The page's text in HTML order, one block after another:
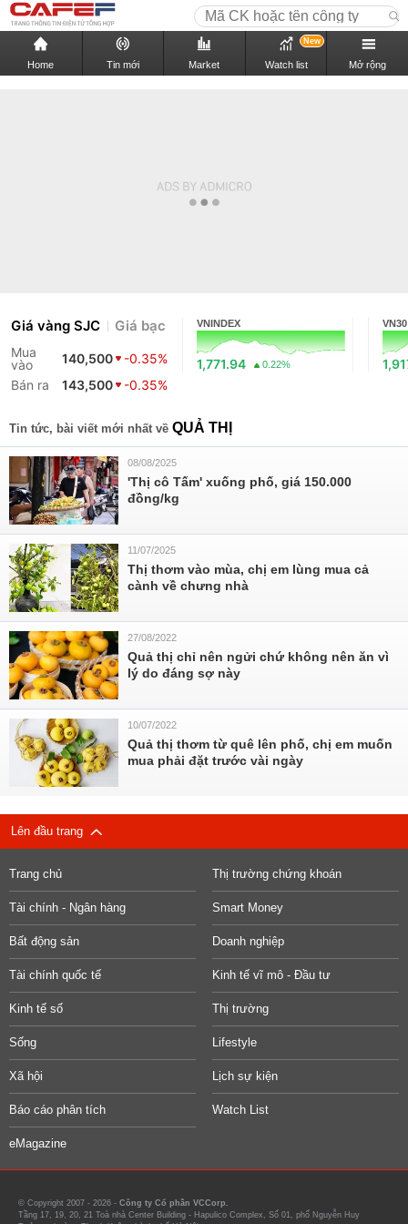
Home Tin mới Market Watch list
New
Mở rộng
Giá vàng SJC Giá bạc
Mua
vào
140,500
-0.35%
Bán ra
143,500 -0.35%
VNINDEX
1,771.94 0.22%
VN30
Tin tức, bài viết mới nhất về QUẢ THỊ
08/08/2025
'Thị cô Tấm' xuống phố, giá 150.000
đồng/kg
11/07/2025
Thị thơm vào mùa, chị em lùng mua cả
cành về chưng nhà
27/08/2022
Quả thị chỉ nên ngửi chứ không nên ăn vì
lý do đáng sợ này
10/07/2022
Quả thị thơm từ quê lên phố, chị em muốn
mua phải đặt trước vài ngày
Lên đầu trang
Trang chủ Thị trường chứng khoán
Tài chính - Ngân hàng Smart Money
Bất động sản Doanh nghiệp
Tài chính quốc tế Kinh tế vĩ mô - Đầu tư
Kinh tế số Thị trường
Sống Lifestyle
Xã hội Lịch sự kiện
Báo cáo phân tích Watch List
eMagazine
© Copyright 2007 - 2026 - Công ty Cổ phần VCCorp.
Tầng 17, 19, 20, 21 Toà nhà Center Building - Hapulico Complex, Số 01, phố Nguyễn Huy